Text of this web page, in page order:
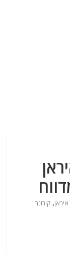
איראן,קורונה